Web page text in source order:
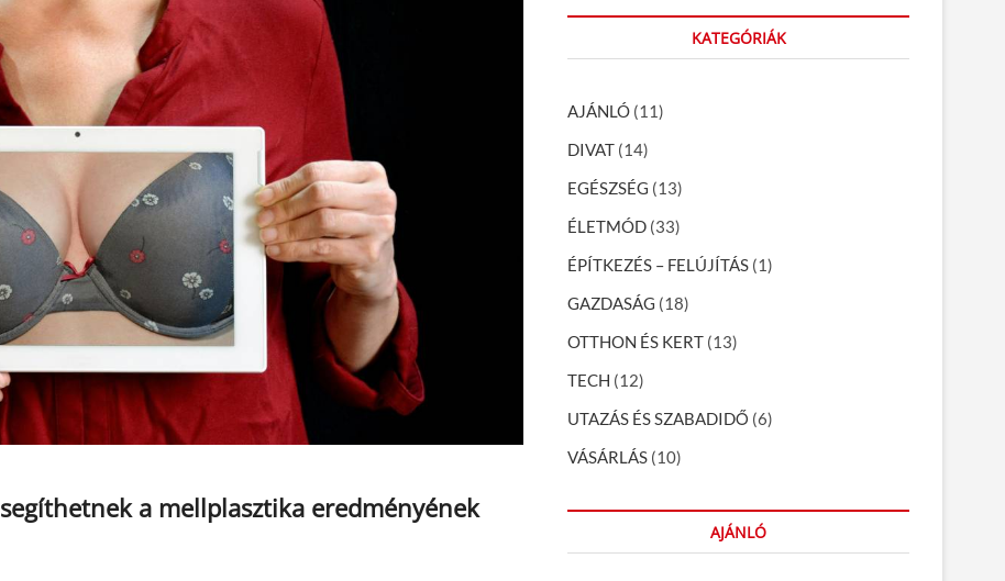
a mellplasztika eredményének
r
KATEGÓRIÁK
AJÁNLÓ (11)
DIVAT (14)
EGÉSZSÉG (13)
ÉLETMÓD (33)
ÉPÍTKEZÉS – FELÚJÍTÁS (1)
GAZDASÁG (18)
OTTHON ÉS KERT (13)
TECH (12)
UTAZÁS ÉS SZABADIDŐ (6)
VÁSÁRLÁS (10)
AJÁNLÓ